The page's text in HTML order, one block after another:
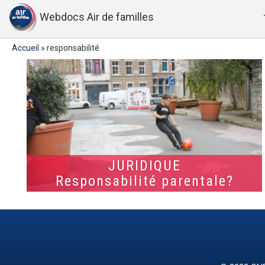
Webdocs Air de familles
Accueil » responsabilité
JURIDIQUE
Responsabilité parentale?